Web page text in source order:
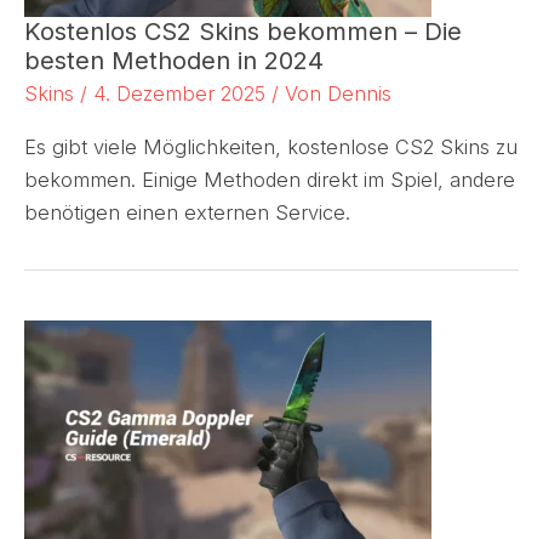
Kostenlos CS2 Skins bekommen – Die
besten Methoden in 2024
Skins / 4. Dezember 2025 / Von Dennis
Es gibt viele Möglichkeiten, kostenlose CS2 Skins zu
bekommen. Einige Methoden direkt im Spiel, andere
benötigen einen externen Service.